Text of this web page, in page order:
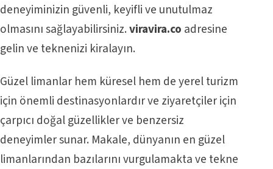
deneyiminizin güvenli, keyifli ve unutulmaz
olmasını sağlayabilirsiniz.viravira.co adresine
gelin ve teknenizi kiralayın.
Güzel limanlar hem küresel hem de yerel turizm
için önemli destinasyonlardır ve ziyaretçiler için
çarpıcı doğal güzellikler ve benzersiz
deneyimler sunar. Makale, dünyanın en güzel
limanlarından bazılarını vurgulamakta ve tekne